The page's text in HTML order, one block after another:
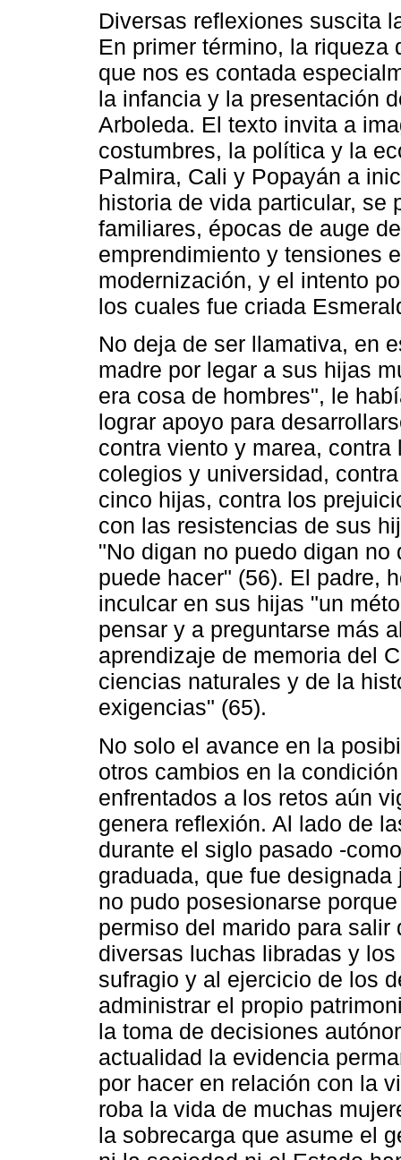
Diversas reflexiones suscita
En primer término, la
que nos es contada
la infancia y la presentación
Arboleda. El texto invita a
costumbres, la política y la
Palmira, Cali y Popayán a
historia de vida particular, se
familiares, épocas de auge
emprendimiento y tensiones
modernización, y el intento
los cuales fue criada
No deja de ser llamativa, en
madre por legar a sus hijas
era cosa de hombres", le
lograr apoyo para
contra viento y marea,
colegios y universidad,
cinco hijas, contra los
con las resistencias de sus
"No digan no puedo digan
puede hacer" (56). El padre,
inculcar en sus hijas "un
pensar y a preguntarse más
aprendizaje de memoria del
ciencias naturales y de la
exigencias" (65).
No solo el avance en la
otros cambios en la
enfrentados a los retos aún
genera reflexión. Al lado de
durante el siglo pasado -
graduada, que fue
no pudo posesionarse
permiso del marido para
diversas luchas libradas y
sufragio y al ejercicio de los
administrar el propio
la toma de decisiones
actualidad la evidencia
por hacer en relación con la
roba la vida de muchas
la sobrecarga que asume el